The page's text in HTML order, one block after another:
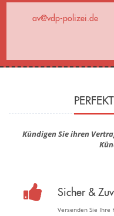
av@vdp-polizei.de
Kündigen Sie ihren
Sicher &
Versenden Sie Ihre